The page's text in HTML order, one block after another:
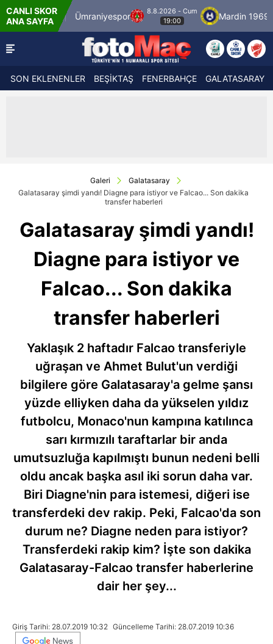
CANLI SKOR
ANA SAYFAÜmraniyespor
8.8.2026 - Cum
19:00
Mardin 1969 Spor
SON EKLENENLER BEŞİKTAŞ FENERBAHÇE GALATASARAY
Galeri
Galatasaray
Galatasaray şimdi yandı! Diagne para istiyor ve Falcao... Son dakika
transfer haberleri
Galatasaray şimdi yandı!
Diagne para istiyor ve
Falcao... Son dakika
transfer haberleri
Yaklaşık 2 haftadır Falcao transferiyle
uğraşan ve Ahmet Bulut'un verdiği
bilgilere göre Galatasaray'a gelme şansı
yüzde elliyken daha da yükselen yıldız
futbolcu, Monaco'nun kampına katılınca
sarı kırmızılı taraftarlar bir anda
umutsuzluğa kapılmıştı bunun nedeni belli
oldu ancak başka asıl iki sorun daha var.
Biri Diagne'nin para istemesi, diğeri ise
transferdeki dev rakip. Peki, Falcao'da son
durum ne? Diagne neden para istiyor?
Transferdeki rakip kim? İşte son dakika
Galatasaray-Falcao transfer haberlerine
dair her şey...
Giriş Tarihi: 28.07.2019 10:32 Güncelleme Tarihi: 28.07.2019 10:36